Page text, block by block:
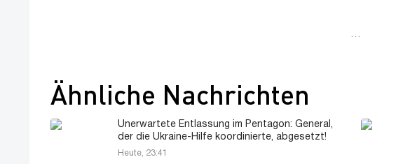
…
Ähnliche Nachrichten
Unerwartete Entlassung im Pentagon: General,
der die Ukraine-Hilfe koordinierte, abgesetzt!
Heute, 23:41